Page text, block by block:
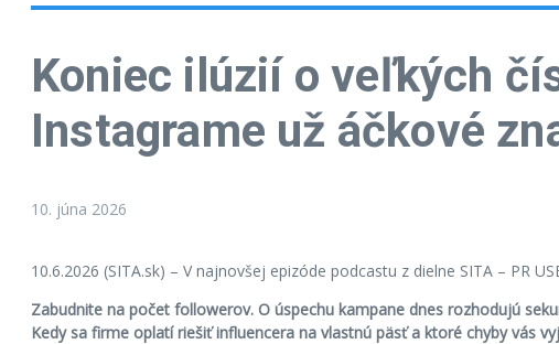
Koniec ilúzií o veľkých
Instagrame už áčkové
10. júna 2026
10.6.2026 (SITA.sk) – V najnovšej epizóde podcastu z dielne SITA – PR
Zabudnite na počet followerov. O úspechu kampane dnes rozhodujú
Kedy sa firme oplatí riešiť influencera na vlastnú päsť a ktoré chyby vás